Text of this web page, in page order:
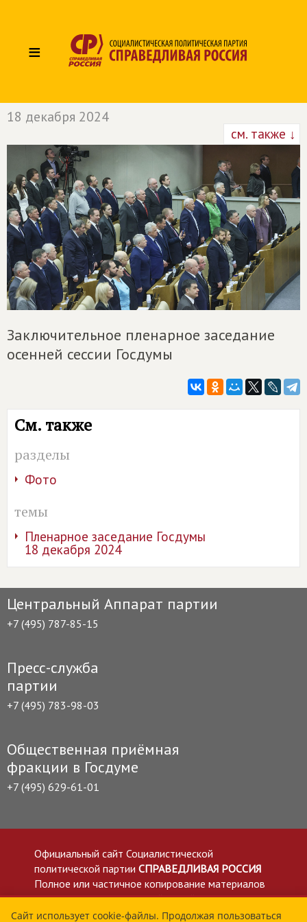
≡
18 декабря 2024
см. также ↓
Заключительное пленарное заседание
осенней сессии Госдумы
См. также
разделы
Фото
темы
Пленарное заседание Госдумы
18 декабря 2024
Центральный Аппарат партии
+7 (495) 787-85-15
Пресс-служба
партии
+7 (495) 783-98-03
Общественная приёмная
фракции в Госдуме
+7 (495) 629-61-01
Официальный сайт Социалистической
политической партии СПРАВЕДЛИВАЯ РОССИЯ
Полное или частичное копирование материалов
приветствуется со ссылкой на сайт spravedlivo.ru
Политика в отношении обработки персональных
Сайт использует cookie-файлы. Продолжая пользоваться